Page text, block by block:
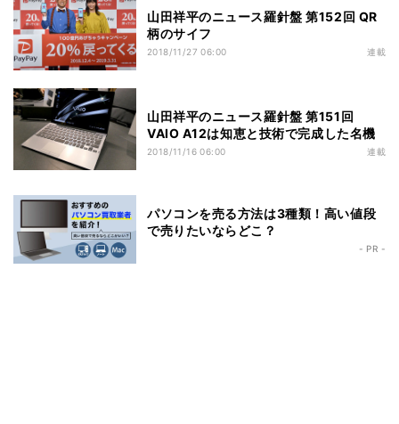
山田祥平のニュース羅針盤 第152回 QR
柄のサイフ
2018/11/27 06:00 連載
山田祥平のニュース羅針盤 第151回
VAIO A12は知恵と技術で完成した名機
2018/11/16 06:00 連載
パソコンを売る方法は3種類！高い値段
で売りたいならどこ？
- PR -